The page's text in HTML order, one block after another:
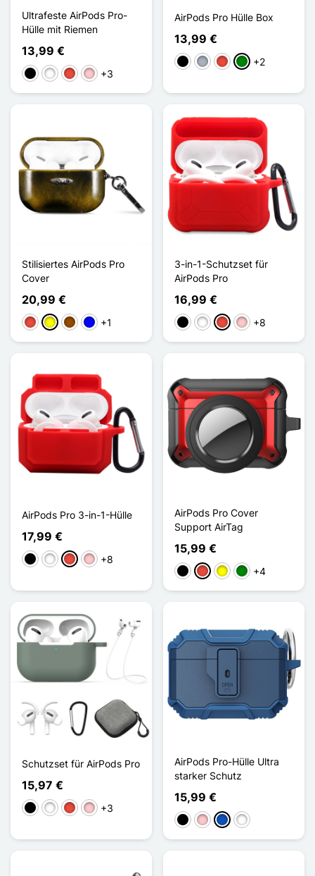
Ultrafeste AirPods Pro-
Hülle mit Riemen
13,99 €
Schwarz
WeißRot Pink+3
AirPods Pro Hülle Box
13,99 €
Schwarz
GrauRot Grün+2
Stilisiertes AirPods Pro
Cover
20,99 €
Rot GelbBraunBlau+1
3-in-1-Schutzset für
AirPods Pro
16,99 €
Schwarz
WeißRot Pink+8
AirPods Pro 3-in-1-Hülle
17,99 €
Schwarz
WeißRot Pink+8
AirPods Pro Cover
Support AirTag
15,99 €
Schwarz
Rot GelbGrün+4
Schutzset für AirPods Pro
15,97 €
Schwarz
WeißRot Pink+3
AirPods Pro-Hülle Ultra
starker Schutz
15,99 €
Schwarz
PinkSaphirNoir / Rouge